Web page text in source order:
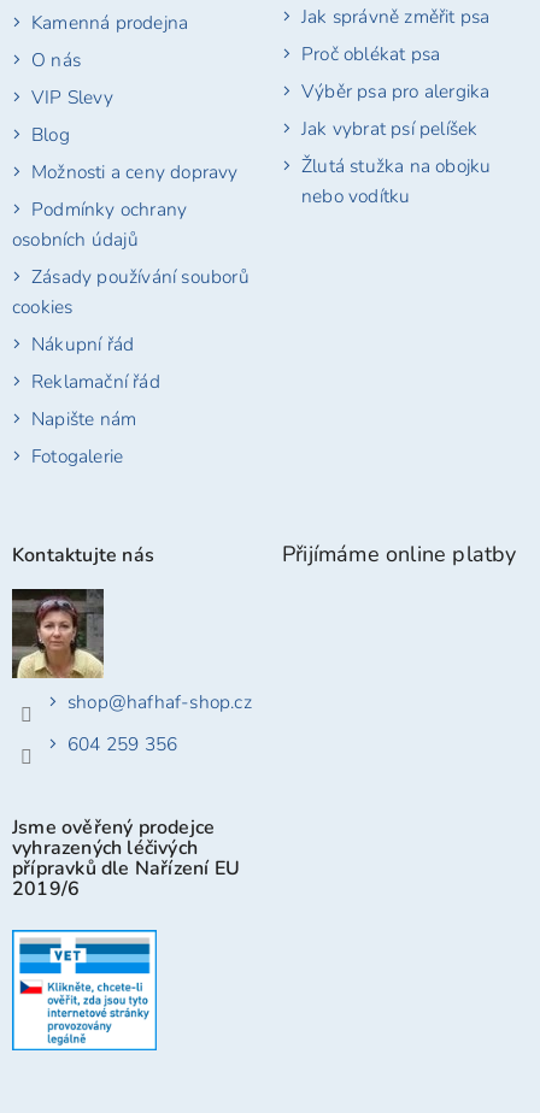
Kamenná prodejna
O nás
VIP Slevy
Blog
Možnosti a ceny dopravy
Podmínky ochrany
osobních údajů
Zásady používání souborů
cookies
Nákupní řád
Reklamační řád
Napište nám
Fotogalerie
Jak správně změřit psa
Proč oblékat psa
Výběr psa pro alergika
Jak vybrat psí pelíšek
Žlutá stužka na obojku
nebo vodítku
Kontaktujte nás
shop@hafhaf-shop.cz
604 259 356
Jsme ověřený prodejce
vyhrazených léčivých
přípravků dle Nařízení EU
2019/6
Přijímáme online platby